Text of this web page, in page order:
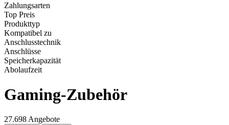
Zahlungsarten
Top Preis
Produkttyp
Kompatibel zu
Anschlusstechnik
Anschlüsse
Speicherkapazität
Abolaufzeit
Gaming-Zubehör
27.698 Angebote